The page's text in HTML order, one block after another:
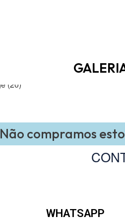
Não compramos
WHATSAPP